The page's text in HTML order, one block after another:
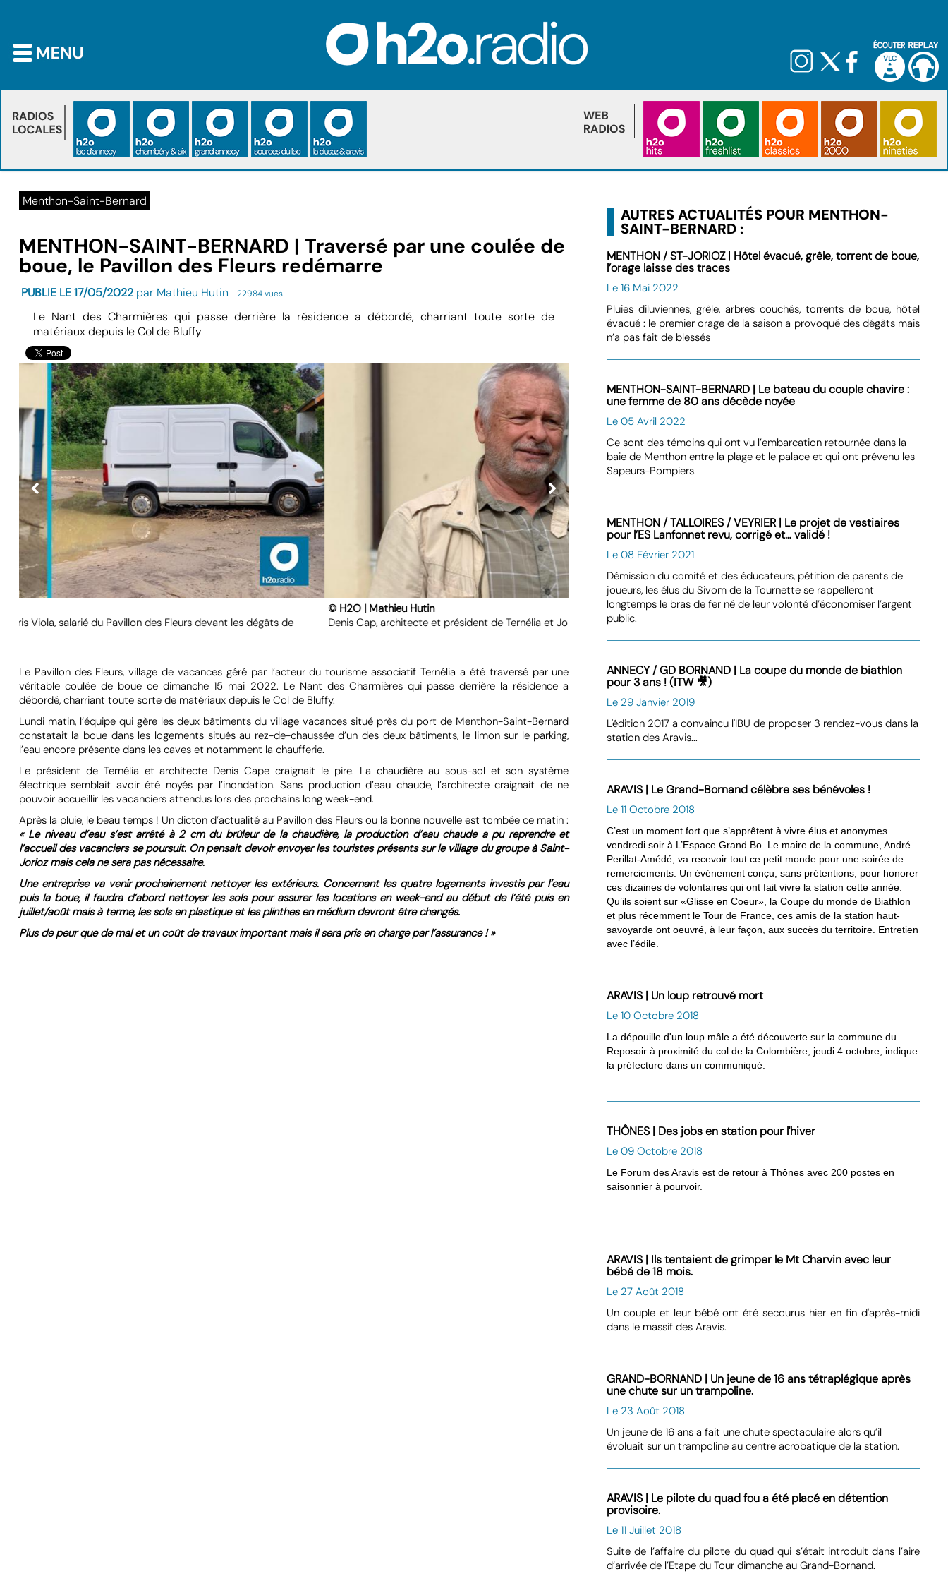
Menthon-Saint-Bernard
MENTHON-SAINT-BERNARD | Traversé par une coulée de
boue, le Pavillon des Fleurs redémarre
PUBLIE LE 17/05/2022par Mathieu Hutin - 22984 vues
Le Nant des Charmières qui passe derrière la résidence a débordé, charriant toute sorte de
matériaux depuis le Col de Bluffy
Denis Cap, architecte et président de Ternélia et Joris Viola, salarié du Pavillon des Fleurs
© H2O | Mathieu Hutin
Le Pavillon des Fleurs, village de vacances géré par l’acteur du tourisme associatif Ternélia a été traversé par une
véritable coulée de boue ce dimanche 15 mai 2022. Le Nant des Charmières qui passe derrière la résidence a
débordé, charriant toute sorte de matériaux depuis le Col de Bluffy.
Lundi matin, l’équipe qui gère les deux bâtiments du village vacances situé près du port de Menthon-Saint-Bernard
constatait la boue dans les logements situés au rez-de-chaussée d’un des deux bâtiments, le limon sur le parking,
l’eau encore présente dans les caves et notamment la chaufferie.
Le président de Ternélia et architecte Denis Cape craignait le pire. La chaudière au sous-sol et son système
électrique semblait avoir été noyés par l’inondation. Sans production d’eau chaude, l’architecte craignait de ne
pouvoir accueillir les vacanciers attendus lors des prochains long week-end.
Après la pluie, le beau temps ! Un dicton d’actualité au Pavillon des Fleurs ou la bonne nouvelle est tombée ce matin :
« Le niveau d’eau s’est arrêté à 2 cm du brûleur de la chaudière, la production d’eau chaude a pu reprendre et
l’accueil des vacanciers se poursuit. On pensait devoir envoyer les touristes présents sur le village du groupe à Saint-
Jorioz mais cela ne sera pas nécessaire.
Une entreprise va venir prochainement nettoyer les extérieurs. Concernant les quatre logements investis par l’eau
puis la boue, il faudra d’abord nettoyer les sols pour assurer les locations en week-end au début de l’été puis en
juillet/août mais à terme, les sols en plastique et les plinthes en médium devront être changés.
Plus de peur que de mal et un coût de travaux important mais il sera pris en charge par l’assurance ! »
AUTRES ACTUALITÉS POUR MENTHON-
SAINT-BERNARD :
MENTHON / ST-JORIOZ | Hôtel évacué, grêle, torrent de boue,
l’orage laisse des traces
Le 16 Mai 2022
Pluies diluviennes, grêle, arbres couchés, torrents de boue, hôtel
évacué : le premier orage de la saison a provoqué des dégâts mais
n’a pas fait de blessés
MENTHON-SAINT-BERNARD | Le bateau du couple chavire :
une femme de 80 ans décède noyée
Le 05 Avril 2022
Ce sont des témoins qui ont vu l’embarcation retournée dans la
baie de Menthon entre la plage et le palace et qui ont prévenu les
Sapeurs-Pompiers.
MENTHON / TALLOIRES / VEYRIER | Le projet de vestiaires
pour l’ES Lanfonnet revu, corrigé et… validé !
Le 08 Février 2021
Démission du comité et des éducateurs, pétition de parents de
joueurs, les élus du Sivom de la Tournette se rappelleront
longtemps le bras de fer né de leur volonté d’économiser l’argent
public.
ANNECY / GD BORNAND | La coupe du monde de biathlon
pour 3 ans ! (ITW 🎥)
Le 29 Janvier 2019
L'édition 2017 a convaincu l'IBU de proposer 3 rendez-vous dans la
station des Aravis...
ARAVIS | Le Grand-Bornand célèbre ses bénévoles !
Le 11 Octobre 2018
C’est un moment fort que s’apprêtent à vivre élus et anonymes
vendredi soir à L’Espace Grand Bo. Le maire de la commune, André
Perillat-Amédé, va recevoir tout ce petit monde pour une soirée de
remerciements. Un événement conçu, sans prétentions, pour honorer
ces dizaines de volontaires qui ont fait vivre la station cette année.
Qu’ils soient sur «Glisse en Coeur», la Coupe du monde de Biathlon
et plus récemment le Tour de France, ces amis de la station haut-
savoyarde ont oeuvré, à leur façon, aux succès du territoire. Entretien
avec l’édile.
ARAVIS | Un loup retrouvé mort
Le 10 Octobre 2018
La dépouille d'un loup mâle a été découverte sur la commune du
Reposoir à proximité du col de la Colombière, jeudi 4 octobre, indique
la préfecture dans un communiqué.
THÔNES | Des jobs en station pour l'hiver
Le 09 Octobre 2018
Le Forum des Aravis est de retour à Thônes avec 200 postes en
saisonnier à pourvoir.
ARAVIS | Ils tentaient de grimper le Mt Charvin avec leur
bébé de 18 mois.
Le 27 Août 2018
Un couple et leur bébé ont été secourus hier en fin d'après-midi
dans le massif des Aravis.
GRAND-BORNAND | Un jeune de 16 ans tétraplégique après
une chute sur un trampoline.
Le 23 Août 2018
Un jeune de 16 ans a fait une chute spectaculaire alors qu’il
évoluait sur un trampoline au centre acrobatique de la station.
ARAVIS | Le pilote du quad fou a été placé en détention
provisoire.
Le 11 Juillet 2018
Suite de l’affaire du pilote du quad qui s’était introduit dans l’aire
d’arrivée de l’Etape du Tour dimanche au Grand-Bornand.